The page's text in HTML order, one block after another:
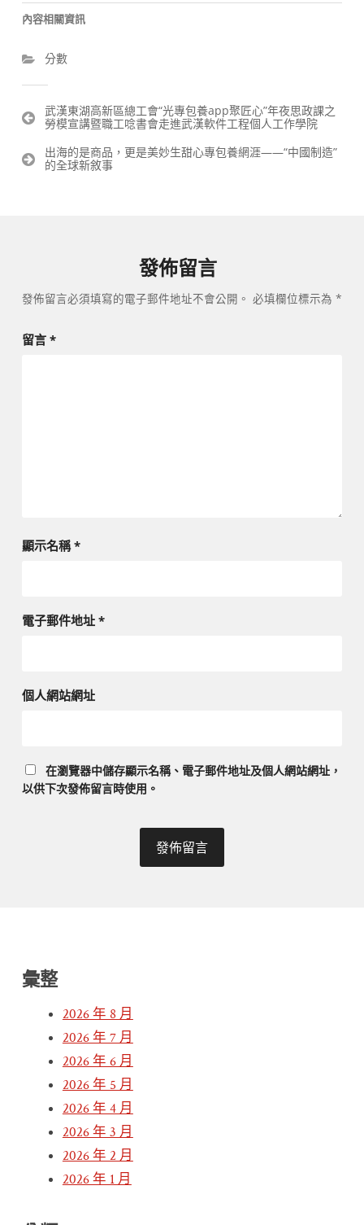
內容相關資訊
分數
文
章
覽
武漢東湖高新區總工會“光專包養app聚匠心”年夜思政課之
勞模宣講暨職工唸書會走進武漢軟件工程個人工作學院
出海的是商品，更是美妙生甜心專包養網涯——“中國制造”
的全球新敘事
發佈留言
發佈留言必須填寫的電子郵件地址不會公開。 必填欄位標示為 *
留言 *
顯示名稱*
電子郵件地址 *
個人網站網址
在瀏覽器中儲存顯示名稱、電子郵件地址及個人網站網址，
以供下次發佈留言時使用。
彙整
2026 年 8 月
2026 年 7 月
2026 年 6 月
2026 年 5 月
2026 年 4 月
2026 年 3 月
2026 年 2 月
2026 年 1 月